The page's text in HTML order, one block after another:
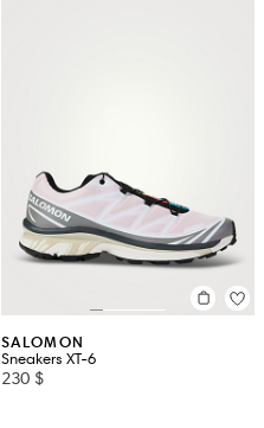
SALOMON
Sneakers XT-6
230 $